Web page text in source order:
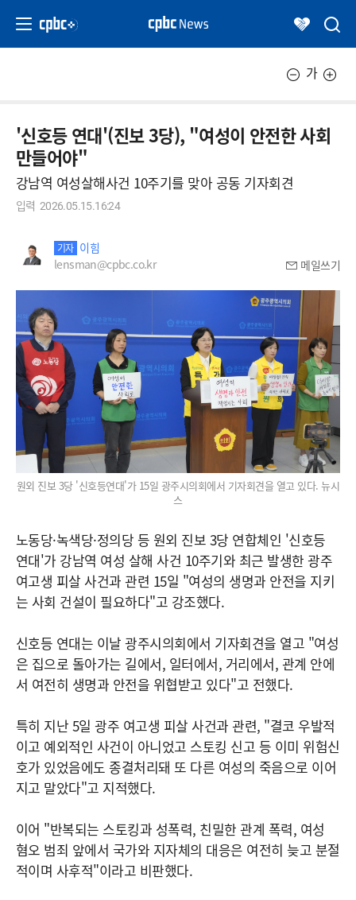
가
'신호등 연대'(진보 3당), "여성이 안전한 사회
만들어야"
강남역 여성살해사건 10주기를 맞아 공동 기자회견
입력 2026.05.15.16:24
기자 이힘
lensman@cpbc.co.kr
메일쓰기
원외 진보 3당 '신호등연대'가 15일 광주시의회에서 기자회견을 열고 있다. 뉴시
스
노동당·녹색당·정의당 등 원외 진보 3당 연합체인 '신호등
연대'가 강남역 여성 살해 사건 10주기와 최근 발생한 광주
여고생 피살 사건과 관련 15일 "여성의 생명과 안전을 지키
는 사회 건설이 필요하다"고 강조했다.
신호등 연대는 이날 광주시의회에서 기자회견을 열고 "여성
은 집으로 돌아가는 길에서, 일터에서, 거리에서, 관계 안에
서 여전히 생명과 안전을 위협받고 있다"고 전했다.
특히 지난 5일 광주 여고생 피살 사건과 관련, "결코 우발적
이고 예외적인 사건이 아니었고 스토킹 신고 등 이미 위험신
호가 있었음에도 종결처리돼 또 다른 여성의 죽음으로 이어
지고 말았다"고 지적했다.
이어 "반복되는 스토킹과 성폭력, 친밀한 관계 폭력, 여성
혐오 범죄 앞에서 국가와 지자체의 대응은 여전히 늦고 분절
적이며 사후적"이라고 비판했다.